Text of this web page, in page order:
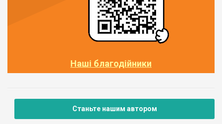
Наші благодійники
Станьте нашим автором